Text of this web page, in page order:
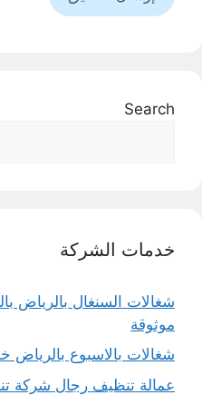
Search
خدمات الشركة
شغالات السنغال بالرياض
موثوقة
شغالات بالاسبوع بالرياض خدمة
عمالة تنظيف رجال شركة